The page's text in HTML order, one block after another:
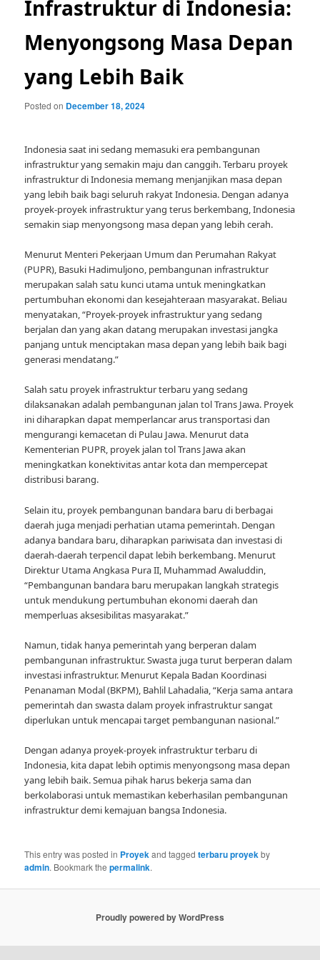
Infrastruktur di Indonesia:
Menyongsong Masa Depan
yang Lebih Baik
Posted on December 18, 2024
Indonesia saat ini sedang memasuki era pembangunan
infrastruktur yang semakin maju dan canggih. Terbaru proyek
infrastruktur di Indonesia memang menjanjikan masa depan
yang lebih baik bagi seluruh rakyat Indonesia. Dengan adanya
proyek-proyek infrastruktur yang terus berkembang, Indonesia
semakin siap menyongsong masa depan yang lebih cerah.
Menurut Menteri Pekerjaan Umum dan Perumahan Rakyat
(PUPR), Basuki Hadimuljono, pembangunan infrastruktur
merupakan salah satu kunci utama untuk meningkatkan
pertumbuhan ekonomi dan kesejahteraan masyarakat. Beliau
menyatakan, “Proyek-proyek infrastruktur yang sedang
berjalan dan yang akan datang merupakan investasi jangka
panjang untuk menciptakan masa depan yang lebih baik bagi
generasi mendatang.”
Salah satu proyek infrastruktur terbaru yang sedang
dilaksanakan adalah pembangunan jalan tol Trans Jawa. Proyek
ini diharapkan dapat memperlancar arus transportasi dan
mengurangi kemacetan di Pulau Jawa. Menurut data
Kementerian PUPR, proyek jalan tol Trans Jawa akan
meningkatkan konektivitas antar kota dan mempercepat
distribusi barang.
Selain itu, proyek pembangunan bandara baru di berbagai
daerah juga menjadi perhatian utama pemerintah. Dengan
adanya bandara baru, diharapkan pariwisata dan investasi di
daerah-daerah terpencil dapat lebih berkembang. Menurut
Direktur Utama Angkasa Pura II, Muhammad Awaluddin,
“Pembangunan bandara baru merupakan langkah strategis
untuk mendukung pertumbuhan ekonomi daerah dan
memperluas aksesibilitas masyarakat.”
Namun, tidak hanya pemerintah yang berperan dalam
pembangunan infrastruktur. Swasta juga turut berperan dalam
investasi infrastruktur. Menurut Kepala Badan Koordinasi
Penanaman Modal (BKPM), Bahlil Lahadalia, “Kerja sama antara
pemerintah dan swasta dalam proyek infrastruktur sangat
diperlukan untuk mencapai target pembangunan nasional.”
Dengan adanya proyek-proyek infrastruktur terbaru di
Indonesia, kita dapat lebih optimis menyongsong masa depan
yang lebih baik. Semua pihak harus bekerja sama dan
berkolaborasi untuk memastikan keberhasilan pembangunan
infrastruktur demi kemajuan bangsa Indonesia.
This entry was posted in Proyekand taggedterbaru proyekby
admin. Bookmark thepermalink.
Proudly powered by WordPress